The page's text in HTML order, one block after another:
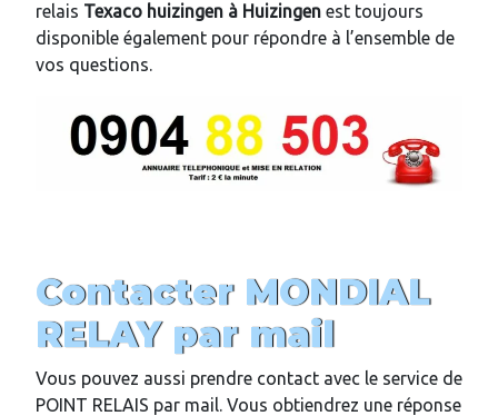
relais Texaco huizingen à Huizingen est toujours
disponible également pour répondre à l’ensemble de
vos questions.
Contacter MONDIAL
RELAY par mail
Vous pouvez aussi prendre contact avec le service de
POINT RELAIS par mail. Vous obtiendrez une réponse